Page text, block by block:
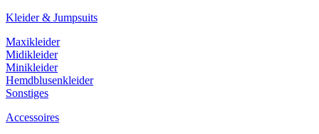
Kleider & Jumpsuits
Maxikleider
Midikleider
Minikleider
Hemdblusenkleider
Sonstiges
Accessoires